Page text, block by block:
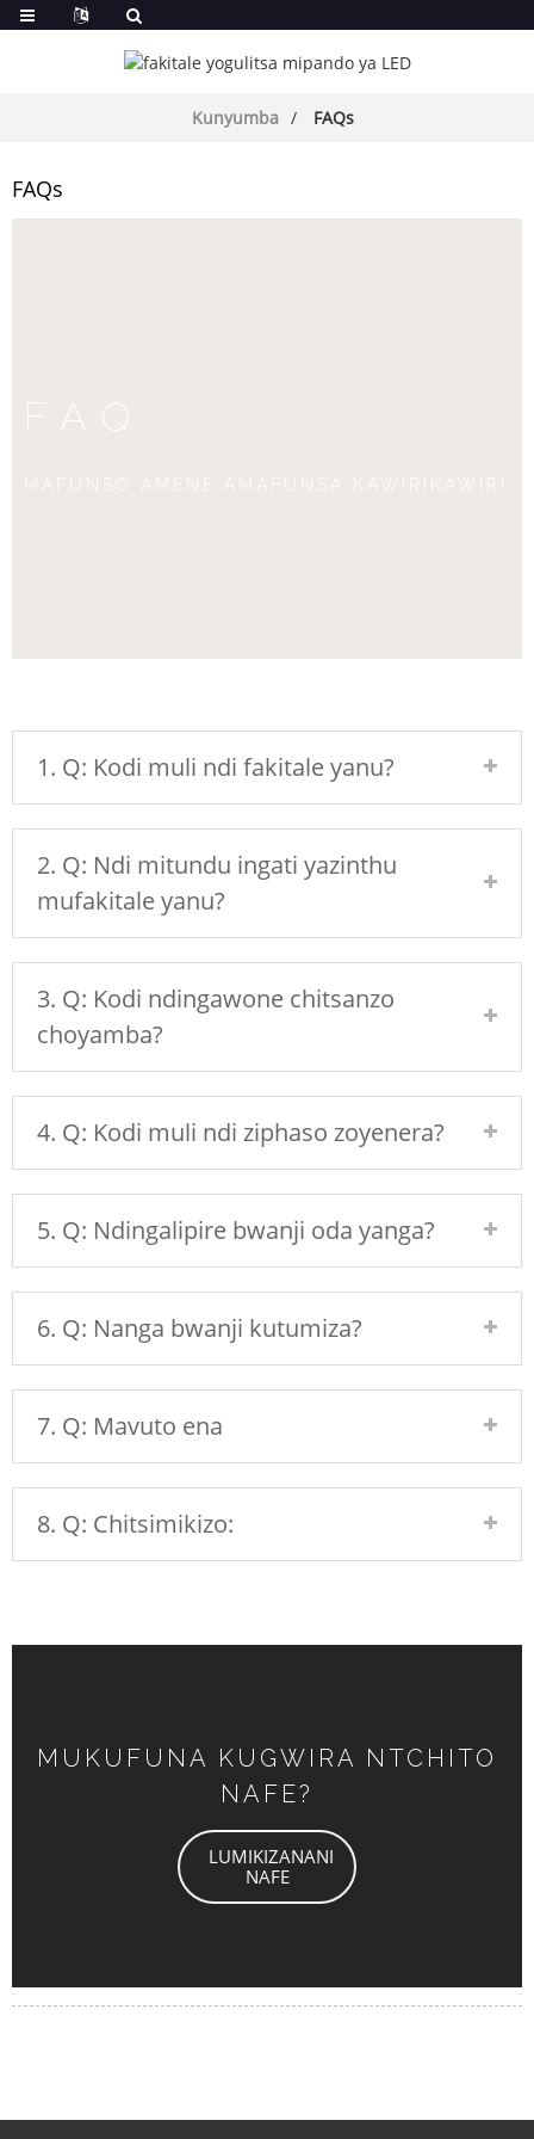
Kunyumba FAQs
FAQs
FAQ
1. Q: Kodi muli ndi fakitale yanu?
2. Q: Ndi mitundu ingati yazinthu
mufakitale yanu?
3. Q: Kodi ndingawone chitsanzo
choyamba?
4. Q: Kodi muli ndi ziphaso zoyenera?
5. Q: Ndingalipire bwanji oda yanga?
6. Q: Nanga bwanji kutumiza?
7. Q: Mavuto ena
8. Q: Chitsimikizo:
MUKUFUNA KUGWIRA NTCHITO
NAFE?
LUMIKIZANANI
NAFE